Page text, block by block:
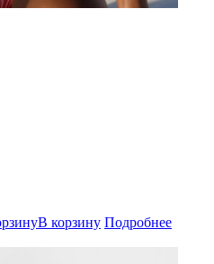
В корзину Подробнее